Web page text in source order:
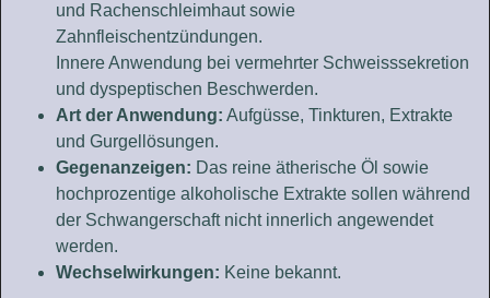
und Rachenschleimhaut sowie
Zahnfleischentzündungen.
Innere Anwendung bei vermehrter Schweisssekretion
und dyspeptischen Beschwerden.
Art der Anwendung: Aufgüsse, Tinkturen, Extrakte
und Gurgellösungen.
Gegenanzeigen: Das reine ätherische Öl sowie
hochprozentige alkoholische Extrakte sollen während
der Schwangerschaft nicht innerlich angewendet
werden.
Wechselwirkungen: Keine bekannt.